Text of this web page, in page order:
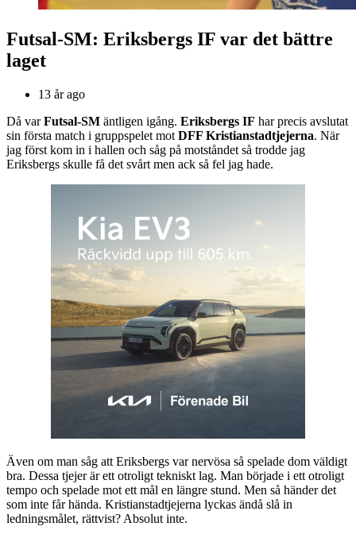
Futsal-SM: Eriksbergs IF var det bättre
laget
13 år ago
Då varFutsal-SM äntligen igång. Eriksbergs IF har precis avslutat
sin första match i gruppspelet mot DFF Kristianstadtjejerna. När
jag först kom in i hallen och såg på motståndet så trodde jag
Eriksbergs skulle få det svårt men ack så fel jag hade.
Även om man såg att Eriksbergs var nervösa så spelade dom väldigt
bra. Dessa tjejer är ett otroligt tekniskt lag. Man började i ett otroligt
tempo och spelade mot ett mål en längre stund. Men så händer det
som inte får hända. Kristianstadtjejerna lyckas ändå slå in
ledningsmålet, rättvist? Absolut inte.